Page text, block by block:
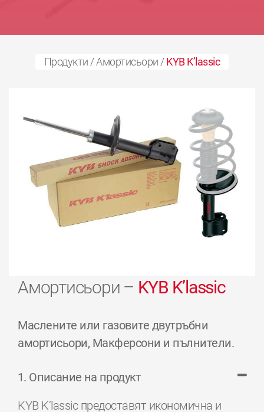
Продукти /Амортисьори /KYB K’lassic
Амортисьори – KYB K’lassic
Маслените или газовите двутръбни
амортисьори, Макферсони и пълнители.
1. Описание на продукт
KYB K’lassic предоставят икономична и